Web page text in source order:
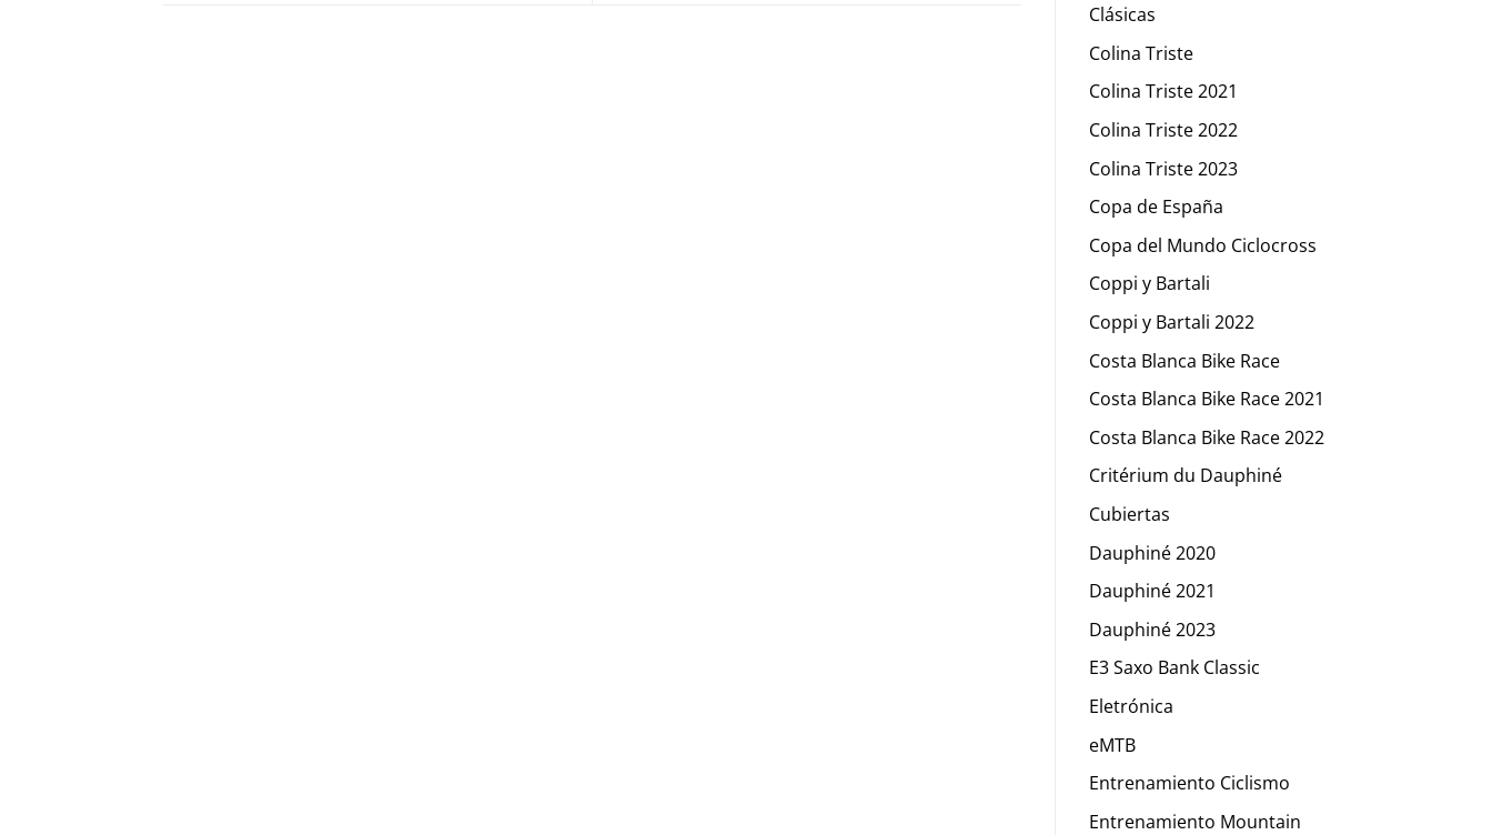
Clásicas
Colina Triste
Colina Triste 2021
Colina Triste 2022
Colina Triste 2023
Copa de España
Copa del Mundo Ciclocross
Coppi y Bartali
Coppi y Bartali 2022
Costa Blanca Bike Race
Costa Blanca Bike Race 2021
Costa Blanca Bike Race 2022
Critérium du Dauphiné
Cubiertas
Dauphiné 2020
Dauphiné 2021
Dauphiné 2023
E3 Saxo Bank Classic
Eletrónica
eMTB
Entrenamiento Ciclismo
Entrenamiento Mountain